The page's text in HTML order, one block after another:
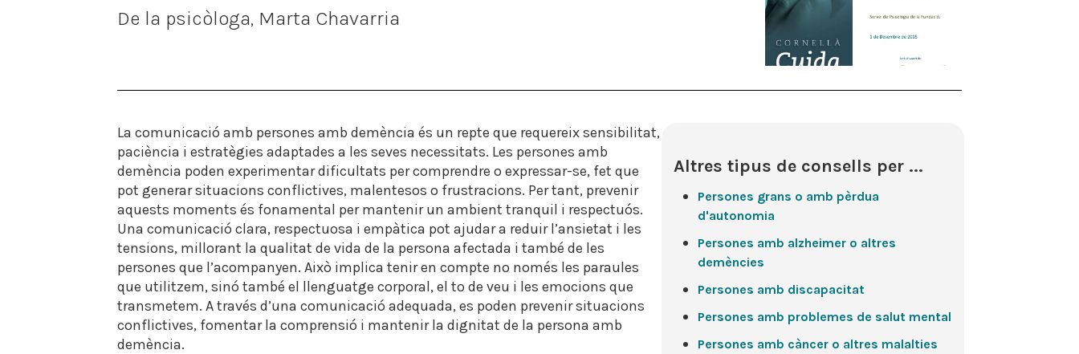
De la psicòloga, Marta Chavarria
La comunicació amb persones amb demència és un repte que requereix sensibilitat,
paciència i estratègies adaptades a les seves necessitats. Les persones amb
demència poden experimentar dificultats per comprendre o expressar-se, fet que
pot generar situacions conflictives, malentesos o frustracions. Per tant, prevenir
aquests moments és fonamental per mantenir un ambient tranquil i respectuós.
Una comunicació clara, respectuosa i empàtica pot ajudar a reduir l’ansietat i les
tensions, millorant la qualitat de vida de la persona afectada i també de les
persones que l’acompanyen. Això implica tenir en compte no només les paraules
que utilitzem, sinó també el llenguatge corporal, el to de veu i les emocions que
transmetem. A través d’una comunicació adequada, es poden prevenir situacions
conflictives, fomentar la comprensió i mantenir la dignitat de la persona amb
demència.
Altres tipus de consells per ...
Persones grans o amb pèrdua
d'autonomia
Persones amb alzheimer o altres
demències
Persones amb discapacitat
Persones amb problemes de salut mental
Persones amb càncer o altres malalties